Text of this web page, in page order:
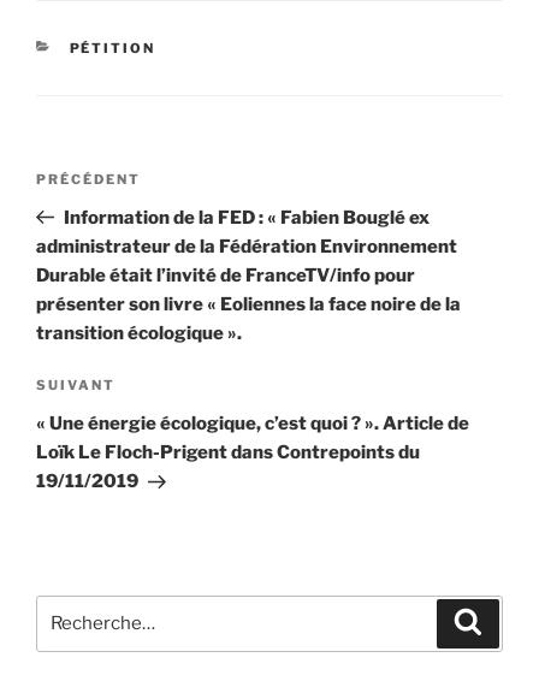
CATÉGORIES
PÉTITION
Navigation
l’article
Article
précédent
PRÉCÉDENT
Information de la FED : « Fabien Bouglé ex
administrateur de la Fédération Environnement
Durable était l’invité de FranceTV/info pour
présenter son livre « Eoliennes la face noire de la
transition écologique ».
Article
suivant
SUIVANT
« Une énergie écologique, c’est quoi ? ». Article de
Loïk Le Floch-Prigent dans Contrepoints du
19/11/2019
pour